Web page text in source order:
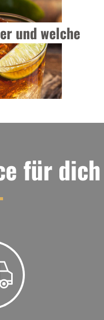
und welche
für dich